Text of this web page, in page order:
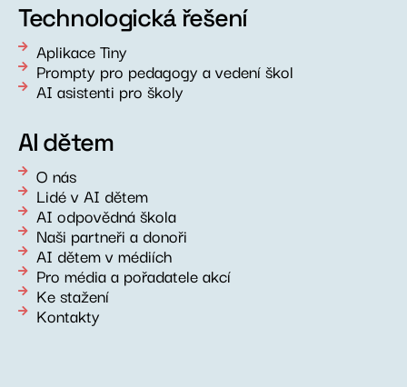
Technologická řešení
Aplikace Tiny
Prompty pro pedagogy a vedení škol
AI asistenti pro školy
AI dětem
O nás
Lidé v AI dětem
AI odpovědná škola
Naši partneři a donoři
AI dětem v médiích
Pro média a pořadatele akcí
Ke stažení
Kontakty